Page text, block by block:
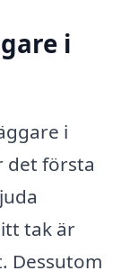
i
i
det första
tak är
Dessutom